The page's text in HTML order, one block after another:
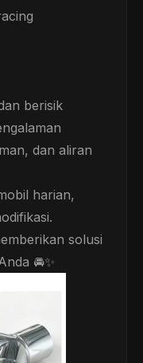
berisik
dan aliran
harian,
solusi
🚘✨